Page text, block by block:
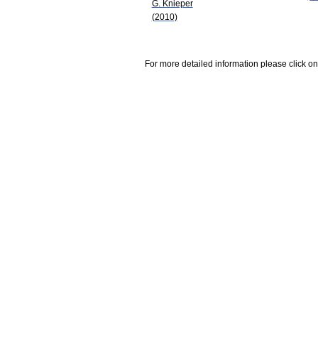
G. Knieper
(2010)
For more detailed information please click